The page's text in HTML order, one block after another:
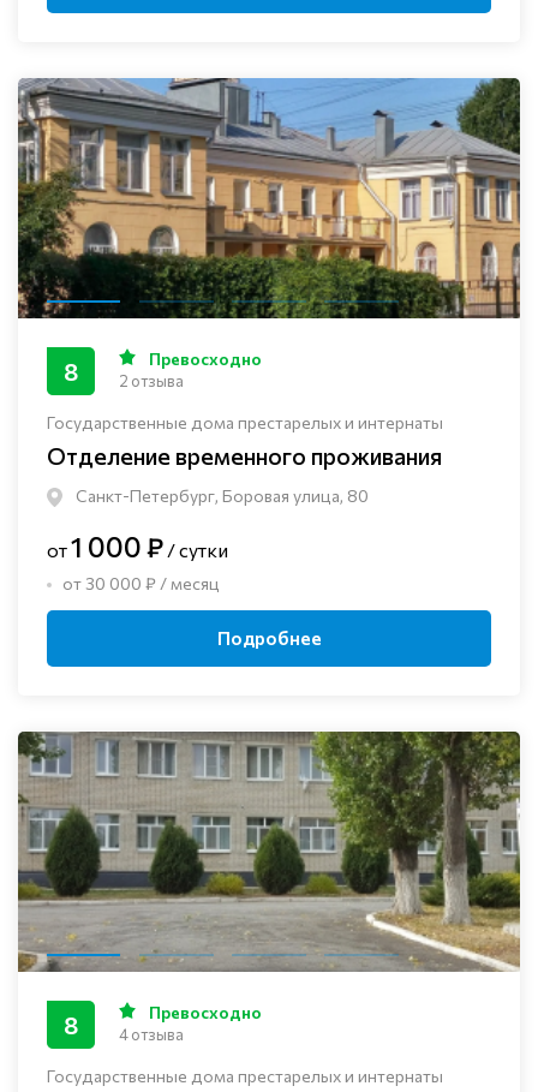
Государственные дома престарелых и интернаты
Отделение временного проживания
Санкт-Петербург, Боровая улица, 80
8 Превосходно
2 отзыва
от1 000 ₽ / сутки
от 30 000 ₽ / месяц
Подробнее
Государственные дома престарелых и интернаты
8 Превосходно
4 отзыва